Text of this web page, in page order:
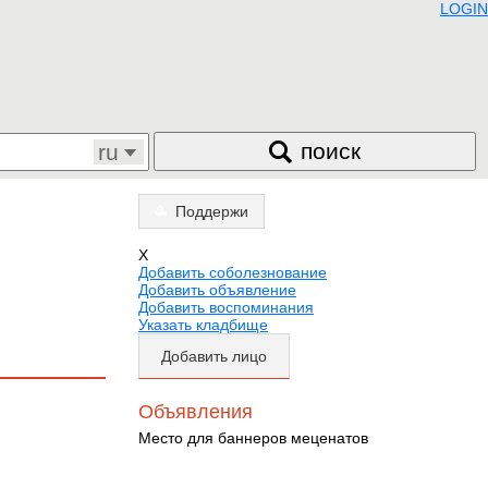
LOGIN
ru поиск
Поддержи
X
Добавить соболезнование
Добавить объявление
Добавить воспоминания
Указать кладбище
Добавить лицо
Объявления
Место для баннеров меценатов